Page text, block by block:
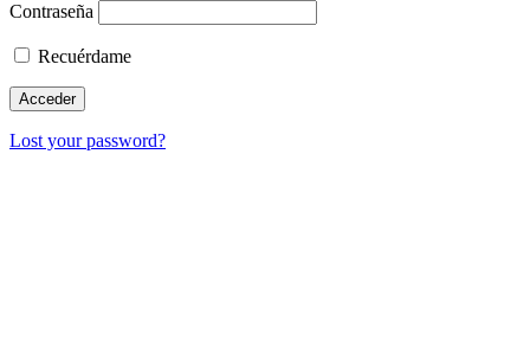
Contraseña
Recuérdame
Lost your password?